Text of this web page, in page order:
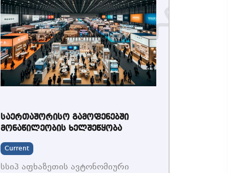
საერთაშორისო გამოფენებში
მონაწილეობის ხელშეწყობა
Current
სსიპ აფხაზეთის ავტონომიური